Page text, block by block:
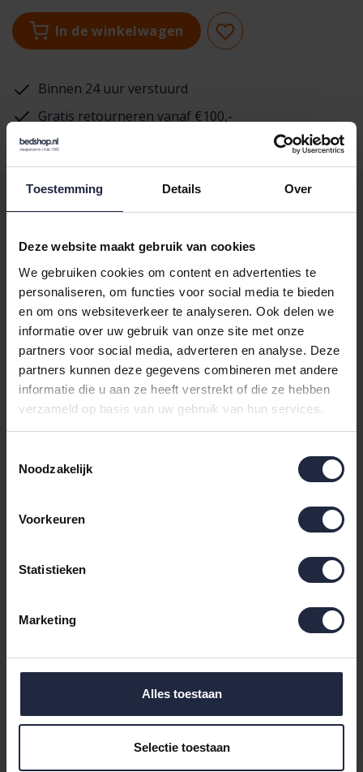
Toestemming Details Over
Deze website maakt gebruik van cookies
We gebruiken cookies om content en advertenties te
personaliseren, om functies voor social media te bieden
en om ons websiteverkeer te analyseren. Ook delen we
informatie over uw gebruik van onze site met onze
partners voor social media, adverteren en analyse. Deze
partners kunnen deze gegevens combineren met andere
informatie die u aan ze heeft verstrekt of die ze hebben
verzameld op basis van uw gebruik van hun services.
Noodzakelijk
Voorkeuren
Statistieken
Marketing
Alles toestaan
Selectie toestaan
In de winkelwagen
Binnen 24 uur verstuurd
Gratis retourneren vanaf €100,-
Achteraf betalen mogelijk
Productomschrijving
Cawö Alpenchic Edition
Hert 6228 Gastendoekje
30x50 Grijs
Ontdek de luxe en stijl van het CawöAlpenchic Edition Hert
6228 gastendoekje. Dit prachtigegastendoekjeis een perfecte
aanvulling voor elke badkamer, met zijn verfijnde grijze kleur en
elegante dierenmotief.
Waarom Kiezen Voor Dit
Product?
alleen een zachte aanraking, maar ook uitstekende absorptie.
Alpenchic toe aan uw interieur. De unieke combinatie van
functionaliteit en stijl maakt dit product een must-have voor elk
Productdetails
Merk:Cawö
Kleur:Grijs
Katoen